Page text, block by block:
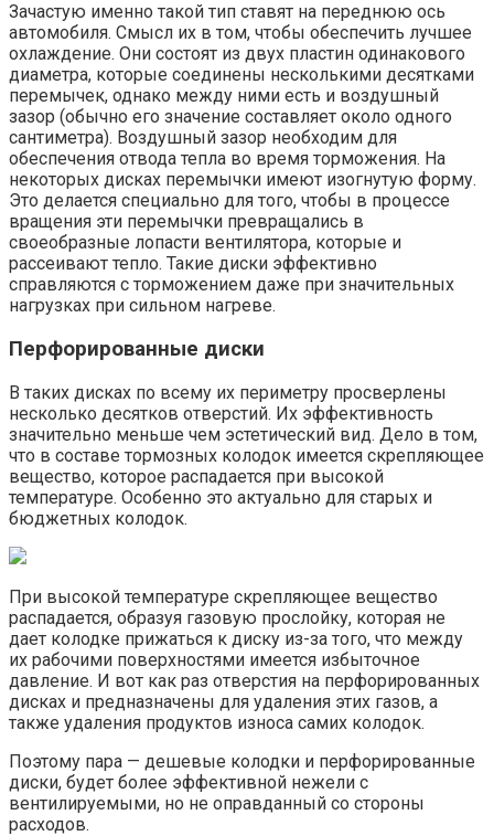
Зачастую именно такой тип ставят на переднюю ось
автомобиля. Смысл их в том, чтобы обеспечить лучшее
охлаждение. Они состоят из двух пластин одинакового
диаметра, которые соединены несколькими десятками
перемычек, однако между ними есть и воздушный
зазор (обычно его значение составляет около одного
сантиметра). Воздушный зазор необходим для
обеспечения отвода тепла во время торможения. На
некоторых дисках перемычки имеют изогнутую форму.
Это делается специально для того, чтобы в процессе
вращения эти перемычки превращались в
своеобразные лопасти вентилятора, которые и
рассеивают тепло. Такие диски эффективно
справляются с торможением даже при значительных
нагрузках при сильном нагреве.
Перфорированные диски
В таких дисках по всему их периметру просверлены
несколько десятков отверстий. Их эффективность
значительно меньше чем эстетический вид. Дело в том,
что в составе тормозных колодок имеется скрепляющее
вещество, которое распадается при высокой
температуре. Особенно это актуально для старых и
бюджетных колодок.
При высокой температуре скрепляющее вещество
распадается, образуя газовую прослойку, которая не
дает колодке прижаться к диску из-за того, что между
их рабочими поверхностями имеется избыточное
давление. И вот как раз отверстия на перфорированных
дисках и предназначены для удаления этих газов, а
также удаления продуктов износа самих колодок.
Поэтому пара — дешевые колодки и перфорированные
диски, будет более эффективной нежели с
вентилируемыми, но не оправданный со стороны
расходов.